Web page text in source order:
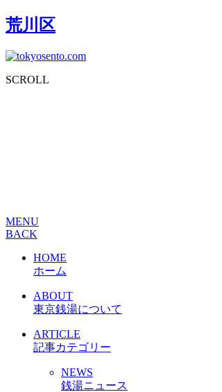
荒川区
SCROLL
MENU
BACK
HOME
ホーム
ABOUT
東京銭湯について
ARTICLE
記事カテゴリー
NEWS
銭湯ニュース